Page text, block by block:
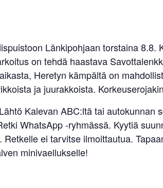
Länkipohjaan torstaina 8.8.
on tehdä haastava
Heretyn kämpältä on
ja juurakkoista.
Kalevan ABC:ltä tai autokunnan
WhatsApp -ryhmässä. Kyytiä
ei tarvitse ilmoittautua.
minivaellukselle!